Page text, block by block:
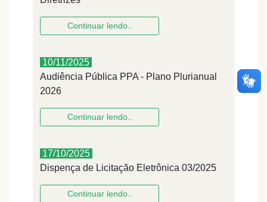
Continuar lendo..
10/11/2025
Audiência Pública PPA - Plano Plurianual
2026
Continuar lendo..
17/10/2025
Dispença de Licitação Eletrônica 03/2025
Continuar lendo..